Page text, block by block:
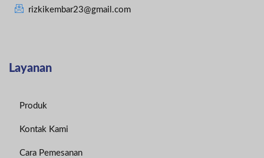
rizkikembar23@gmail.com
Layanan
Produk
Kontak Kami
Cara Pemesanan